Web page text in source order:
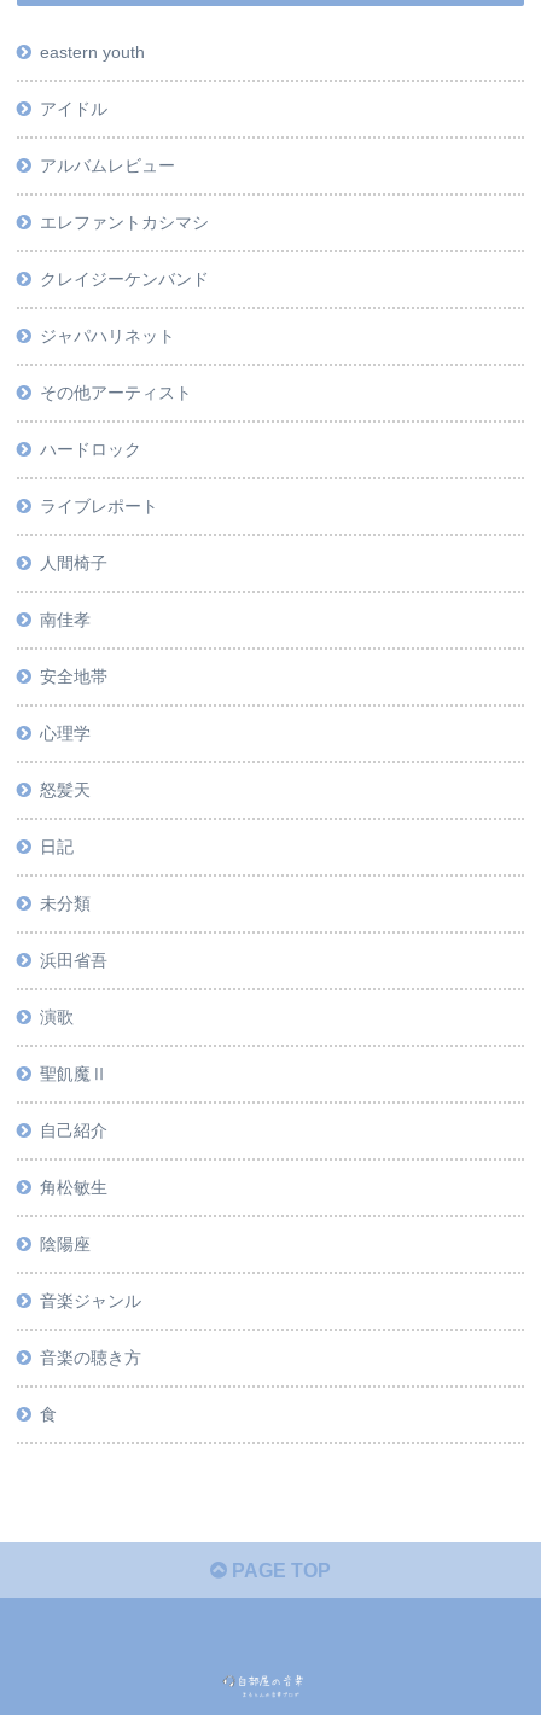
eastern youth
アイドル
アルバムレビュー
エレファントカシマシ
クレイジーケンバンド
ジャパハリネット
その他アーティスト
ハードロック
ライブレポート
人間椅子
南佳孝
安全地帯
心理学
怒髪天
日記
未分類
浜田省吾
演歌
聖飢魔Ⅱ
自己紹介
角松敏生
陰陽座
音楽ジャンル
音楽の聴き方
食
PAGE TOP